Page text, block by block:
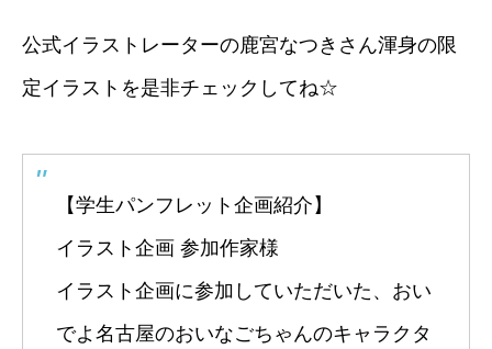
公式イラストレーターの鹿宮なつきさん渾身の限
定イラストを是非チェックしてね☆
【学生パンフレット企画紹介】
イラスト企画 参加作家様
イラスト企画に参加していただいた、おい
でよ名古屋のおいなごちゃんのキャラクタ